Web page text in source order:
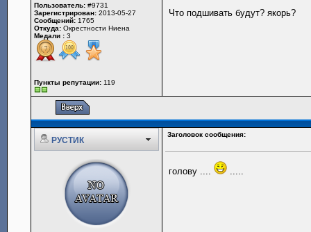
Пользователь: #9731
Зарегистрирован: 2013-05-27
Сообщений: 1765
Откуда: Окрестности Ниена
Медали : 3
Пункты репутации: 119
Что подшивать будут? якорь?
РУСТИК
Заголовок сообщения:
голову .... .....